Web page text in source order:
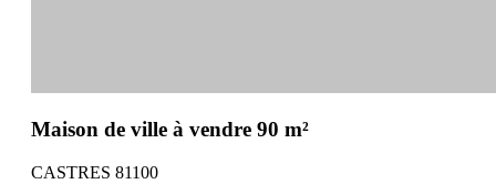
Maison de ville à vendre 90 m²
CASTRES 81100